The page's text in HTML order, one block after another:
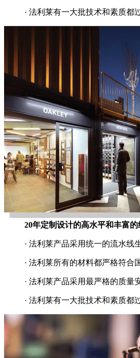
· 法利莱有一大批技术和素质都
20年定制设计的高水平和丰富的
· 法利莱产品采用统一的流水线
· 法利莱所有的材料都严格符合
· 法利莱产品采用最严格的质量
· 法利莱有一大批技术和素质都